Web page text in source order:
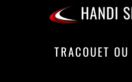
HANDI
TRACOUET